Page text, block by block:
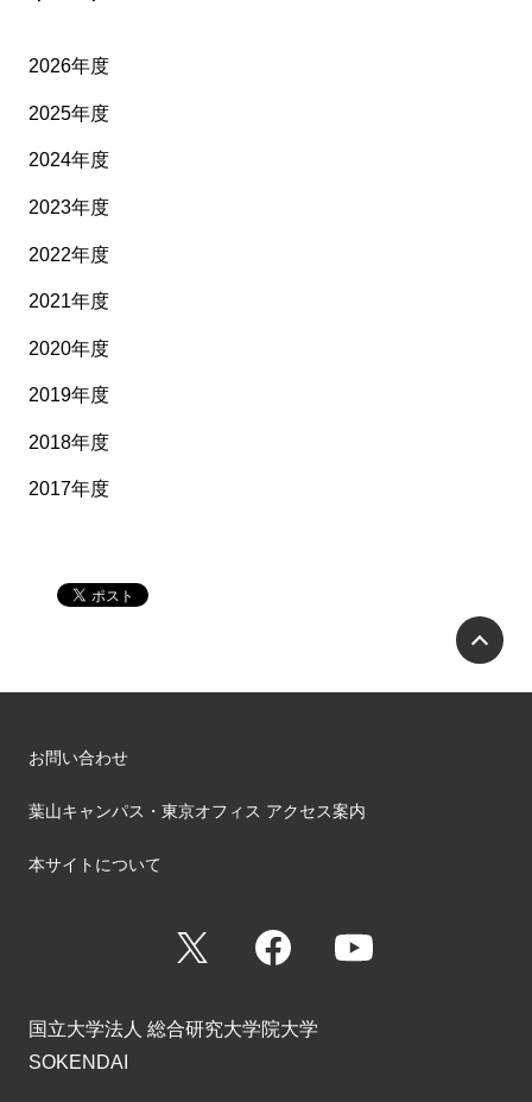
2026年度
2025年度
2024年度
2023年度
2022年度
2021年度
2020年度
2019年度
2018年度
2017年度
お問い合わせ
葉山キャンパス・東京オフィス アクセス案内
本サイトについて
Facebook
国立大学法人 総合研究大学院大学
SOKENDAI